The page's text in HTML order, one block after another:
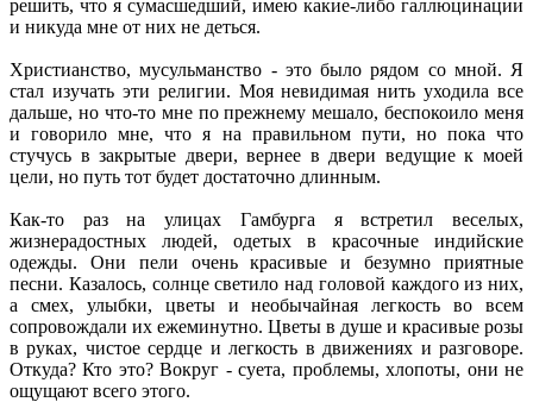
решить, что я сумасшедший, имею какие-либо галлюцинации
и никуда мне от них не деться.
Христианство, мусульманство - это было рядом со мной. Я
стал изучать эти религии. Моя невидимая нить уходила все
дальше, но что-то мне по прежнему мешало, беспокоило меня
и говорило мне, что я на правильном пути, но пока что
стучусь в закрытые двери, вернее в двери ведущие к моей
цели, но путь тот будет достаточно длинным.
Как-то раз на улицах Гамбурга я встретил веселых,
жизнерадостных людей, одетых в красочные индийские
одежды. Они пели очень красивые и безумно приятные
песни. Казалось, солнце светило над головой каждого из них,
а смех, улыбки, цветы и необычайная легкость во всем
сопровождали их ежеминутно. Цветы в душе и красивые розы
в руках, чистое сердце и легкость в движениях и разговоре.
Откуда? Кто это? Вокруг - суета, проблемы, хлопоты, они не
ощущают всего этого.